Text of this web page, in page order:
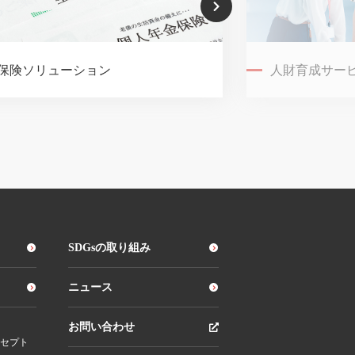
険ソリューション 人財育成サー
プト
SDGsの取り組み
ニュース
お問い合わせ